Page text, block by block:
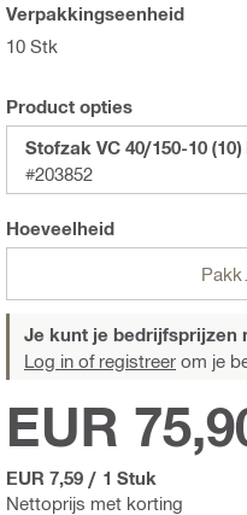
Verpakkingseenheid
10 Stk
Product opties
Stofzak VC 40/150-10
#203852
Hoeveelheid
Je kunt je bedrijfsprijzen
Log in of registreer om je
Nettoprijs met korting
EUR
EUR 7,59 / 1 Stuk